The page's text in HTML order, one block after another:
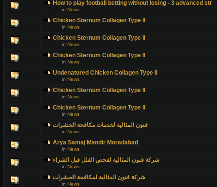
How to play football betting without losing - 3 advanced str
in News
Chicken Sternum Collagen Type II
in News
Chicken Sternum Collagen Type II
in News
Chicken Sternum Collagen Type II
in News
Undenatured Chicken Collagen Type II
in News
Chicken Sternum Collagen Type II
in News
Chicken Sternum Collagen Type II
in News
فنون المثالية لخدمات مكافحة الحشرات
in News
Arya Samaj Mandir Moradabad
in News
شركة فنون المثالية لفحص الفلل قبل الشراء
in News
شركة فنون المثالية لمكافحة الحشرات
in News